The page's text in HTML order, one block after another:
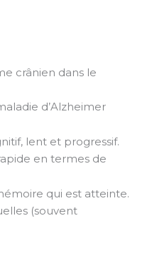
crânien dans le
d’Alzheimer
lent et progressif.
en termes de
qui est atteinte.
(souvent